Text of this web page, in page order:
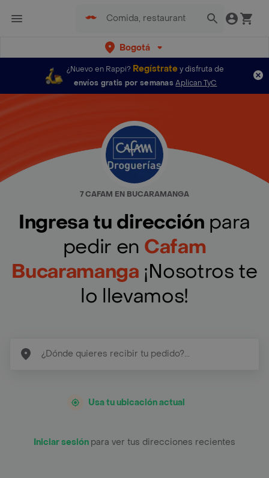
Bogotá
¿Nuevo en Rappi? Regístratey disfruta de
envíos gratis por semanas Aplican TyC
7 CAFAM EN BUCARAMANGA
Ingresa tu dirección para
pedir en Cafam
Bucaramanga ¡Nosotros te
lo llevamos!
Usa tu ubicación actual
Iniciar sesión para ver tus direcciones recientes